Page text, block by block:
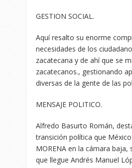
GESTION SOCIAL.
Aquí resalto su enorme
necesidades de los
zacatecana y de ahí que se
zacatecanos., gestionando
diversas de la gente de las
MENSAJE POLITICO.
Alfredo Basurto Román,
transición política que
MORENA en la cámara
que llegue Andrés Manuel